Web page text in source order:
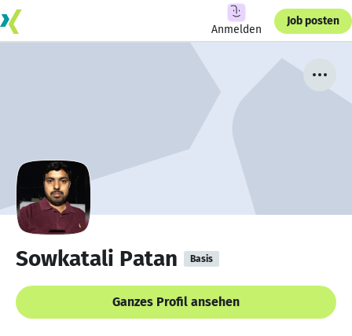
Anmelden
Job posten
Sowkatali Patan Basis
Ganzes Profil ansehen